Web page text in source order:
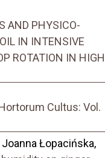
AND PHYSICO-
IN INTENSIVE
ROTATION IN HIGH
Cultus: Vol.
Łopacińska,